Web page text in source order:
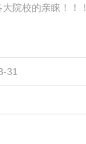
院校的亲睐！！！
31